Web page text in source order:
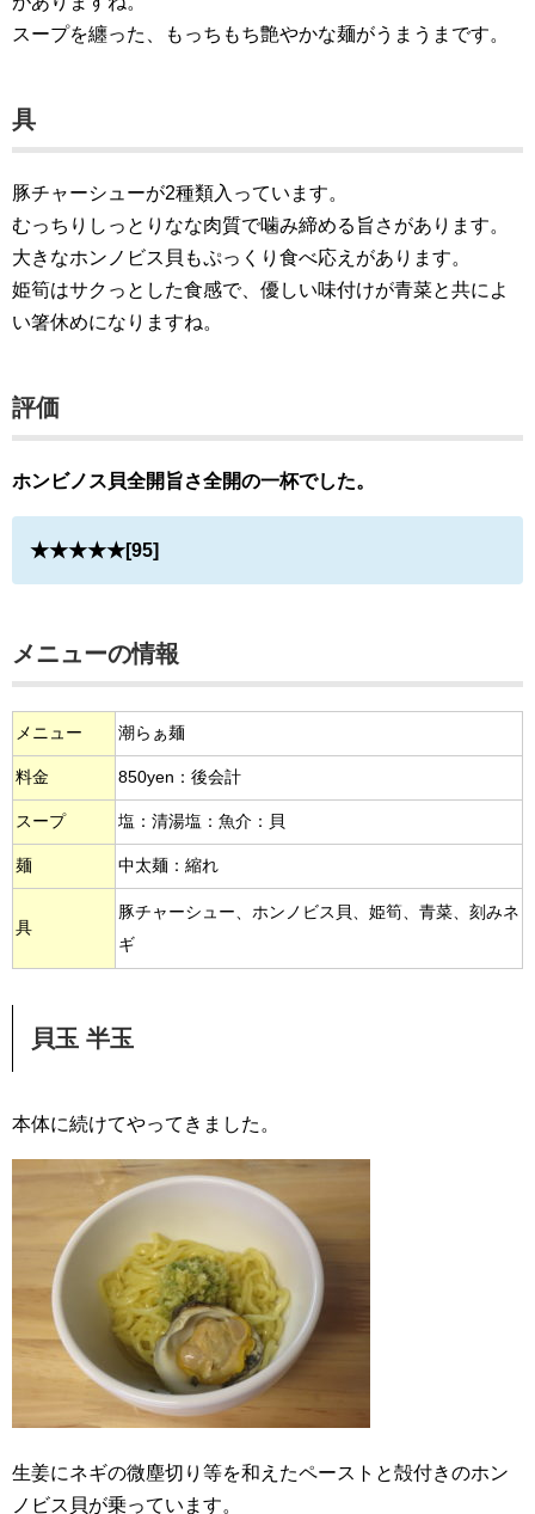
スープを纏った、もっちもち艶やかな麺がうまうまです。
具
豚チャーシューが2種類入っています。
むっちりしっとりなな肉質で噛み締める旨さがあります。
大きなホンノビス貝もぷっくり食べ応えがあります。
姫筍はサクっとした食感で、優しい味付けが青菜と共によ
い箸休めになりますね。
評価
ホンビノス貝全開旨さ全開の一杯でした。
★★★★★[95]
メニューの情報
メニュー 潮らぁ麺
料金 850yen：後会計
スープ 塩：清湯塩：魚介：貝
麺 中太麺：縮れ
具
豚チャーシュー、ホンノビス貝、姫筍、青菜、刻みネ
ギ
貝玉 半玉
本体に続けてやってきました。
生姜にネギの微塵切り等を和えたペーストと殻付きのホン
ノビス貝が乗っています。